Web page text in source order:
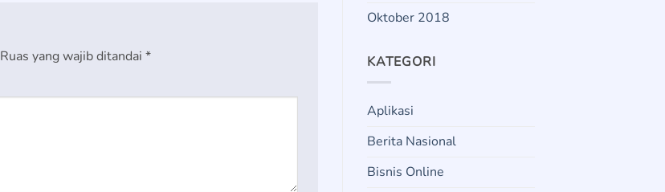
Ruas yang wajib ditandai *
Oktober 2018
KATEGORI
Aplikasi
Berita Nasional
Bisnis Online